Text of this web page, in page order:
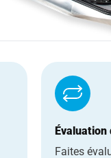
Évaluation
Faites